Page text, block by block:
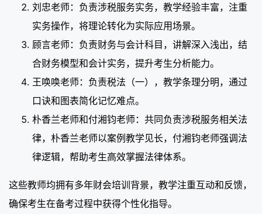
刘忠老师：负责涉税服务实务，教学经验丰富，注重
实务操作，将理论转化为实际应用场景。
顾言老师：负责财务与会计科目，讲解深入浅出，结
合财务模型和会计实务，提升考生分析能力。
王唤唤老师：负责税法（一），教学条理分明，通过
口诀和图表简化记忆难点。
朴香兰老师和付湘钧老师：共同负责涉税服务相关法
律，朴香兰老师以案例教学见长，付湘钧老师强调法
律逻辑，帮助考生高效掌握法律体系。
这些教师均拥有多年财会培训背景，教学注重互动和反馈，
确保考生在备考过程中获得个性化指导。